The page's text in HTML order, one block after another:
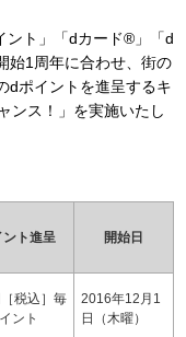
ント」「dカード®」「d
始1周年に合わせ、街の
dポイントを進呈するキ
ンス！」を実施いたし
ント進呈 開始日
税込］毎
ント
2016年12月1
日（木曜）